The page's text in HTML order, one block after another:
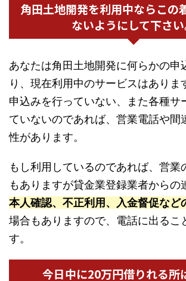
角田土地開発を利用中ならこの
ないようにして下さい
あなたは角田土地開発に何らかの申
り、現在利用中のサービスはありま
申込みを行っていない、また各種サ
ていないのであれば、営業電話や間
性があります。
もし利用しているのであれば、営業
もありますが貸金業登録業者からの
本人確認、不正利用、入金督促など
場合もありますので、電話に出るこ
す。
今日中に20万円借りれる所